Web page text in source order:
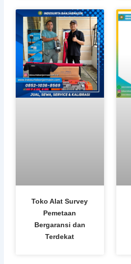
Toko Alat Survey
Pemetaan
Bergaransi dan
Terdekat